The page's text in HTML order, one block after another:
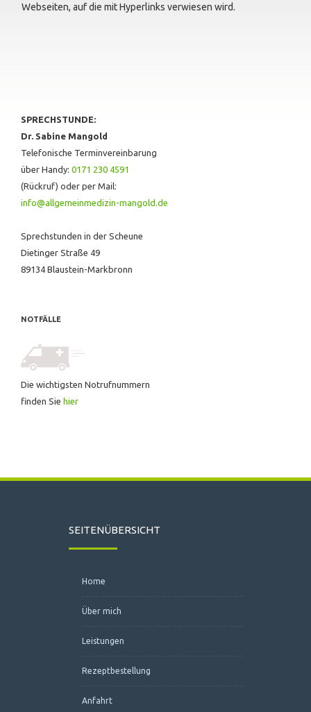
Webseiten, auf die mit Hyperlinks verwiesen wird.
SPRECHSTUNDE:
Dr. Sabine Mangold
Telefonische Terminvereinbarung
über Handy: 0171 230 4591
(Rückruf) oder per Mail:
info@allgemeinmedizin-mangold.de
Sprechstunden in der Scheune
Dietinger Straße 49
89134 Blaustein-Markbronn
NOTFÄLLE
Die wichtigsten Notrufnummern
finden Sie hier
SEITENÜBERSICHT
Home
Über mich
Leistungen
Rezeptbestellung
Anfahrt